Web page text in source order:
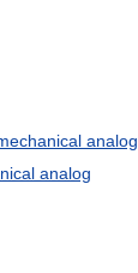
analog
analog